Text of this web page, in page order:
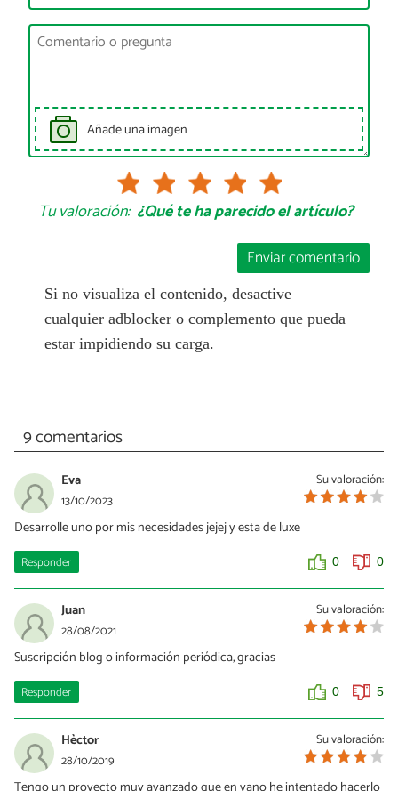
Añade una imagen
Tu valoración: ¿Qué te ha parecido el artículo?
Enviar comentario
Si no visualiza el contenido, desactive
cualquier adblocker o complemento que pueda
estar impidiendo su carga.
9 comentarios
Su valoración:
Eva
13/10/2023
Desarrolle uno por mis necesidades jejej y esta de luxe
Responder 0 0
Su valoración:
Juan
28/08/2021
Suscripción blog o información periódica, gracias
Responder 0 5
Su valoración:
Hèctor
28/10/2019